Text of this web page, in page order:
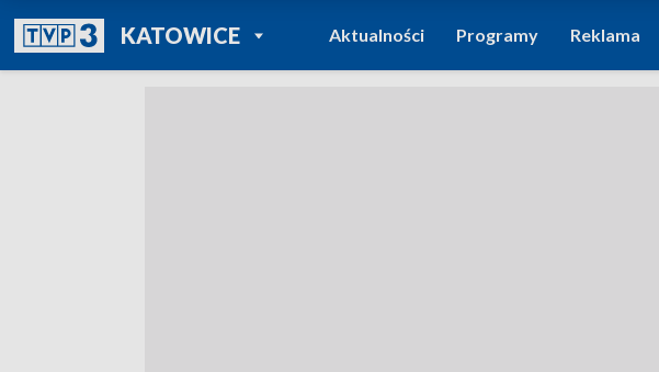
KATOWICEPOWRÓT DO
TVP REGIONY
Aktualności Programy Reklama